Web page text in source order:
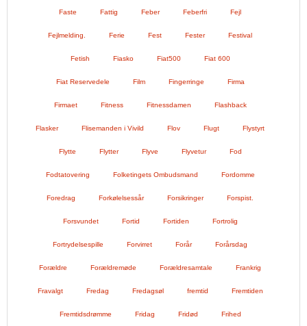
Faste Fattig Feber Feberfri Fejl
Fejlmelding. Ferie Fest Fester Festival
Fetish Fiasko Fiat500 Fiat 600
Fiat Reservedele Film Fingerringe Firma
Firmaet Fitness Fitnessdamen Flashback
Flasker Flisemanden i Vivild Flov Flugt Flystyrt
Flytte Flytter Flyve Flyvetur Fod
Fodtatovering Folketingets Ombudsmand Fordomme
Foredrag Forkølelsessår Forsikringer Forspist.
Forsvundet Fortid Fortiden Fortrolig
Fortrydelsespille Forvirret Forår Forårsdag
Forældre Forældremøde Forældresamtale Frankrig
Fravalgt Fredag Fredagsøl fremtid Fremtiden
Fremtidsdrømme Fridag Fridød Frihed